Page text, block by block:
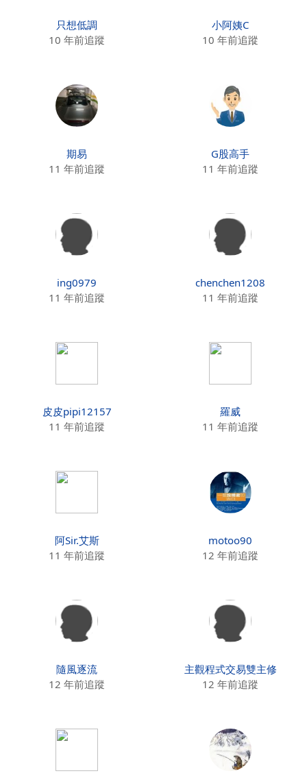
只想低調
10 年前追蹤
小阿姨C
10 年前追蹤
期易
11 年前追蹤
G股高手
11 年前追蹤
ing0979
11 年前追蹤
chenchen1208
11 年前追蹤
皮皮pipi12157
11 年前追蹤
羅威
11 年前追蹤
阿Sir.艾斯
11 年前追蹤
motoo90
12 年前追蹤
隨風逐流
12 年前追蹤
主觀程式交易雙主修
12 年前追蹤